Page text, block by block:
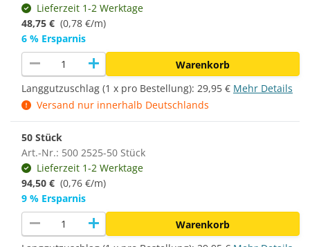
Lieferzeit 1-2 Werktage
48,75 € (0,78 €/m)
6 % Ersparnis
remove add
Warenkorb
Langgutzuschlag (1 x pro Bestellung): 29,95 € Mehr Details
Versand nur innerhalb Deutschlands
50 Stück
Art.-Nr.: 500 2525-50 Stück
Lieferzeit 1-2 Werktage
94,50 € (0,76 €/m)
9 % Ersparnis
remove add
Warenkorb